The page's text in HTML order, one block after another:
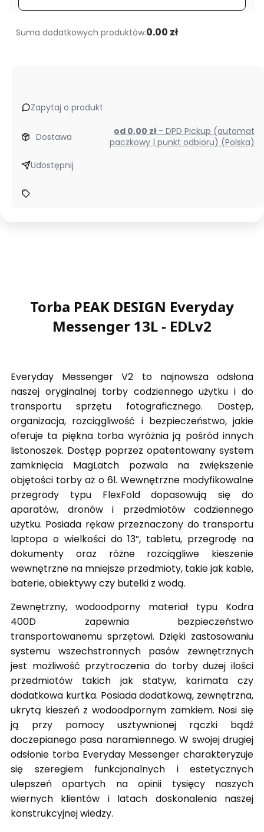
Suma dodatkowych produktów:0.00 zł
Zapytaj o produkt
Dostawa od 0,00 zł - DPD Pickup (automat
paczkowy | punkt odbioru) (Polska)
Udostępnij
Torba PEAK DESIGN Everyday
Messenger 13L - EDLv2
Everyday Messenger V2 to najnowsza odsłona
naszej oryginalnej torby codziennego użytku i do
transportu sprzętu fotograficznego. Dostęp,
organizacja, rozciągliwość i bezpieczeństwo, jakie
oferuje ta piękna torba wyróżnia ją pośród innych
listonoszek. Dostęp poprzez opatentowany system
zamknięcia MagLatch pozwala na zwiększenie
objętości torby aż o 6l. Wewnętrzne modyfikowalne
przegrody typu FlexFold dopasowują się do
aparatów, dronów i przedmiotów codziennego
użytku. Posiada rękaw przeznaczony do transportu
laptopa o wielkości do 13”, tabletu, przegrodę na
dokumenty oraz różne rozciągliwe kieszenie
wewnętrzne na mniejsze przedmioty, takie jak kable,
baterie, obiektywy czy butelki z wodą.
Zewnętrzny, wodoodporny materiał typu Kodra
400D zapewnia bezpieczeństwo
transportowanemu sprzętowi. Dzięki zastosowaniu
systemu wszechstronnych pasów zewnętrznych
jest możliwość przytroczenia do torby dużej ilości
przedmiotów takich jak statyw, karimata czy
dodatkowa kurtka. Posiada dodatkową, zewnętrzna,
ukrytą kieszeń z wodoodpornym zamkiem. Nosi się
ją przy pomocy usztywnionej rączki bądź
doczepianego pasa naramiennego. W swojej drugiej
odsłonie torba Everyday Messenger charakteryzuje
się szeregiem funkcjonalnych i estetycznych
ulepszeń opartych na opinii tysięcy naszych
wiernych klientów i latach doskonalenia naszej
konstrukcyjnej wiedzy.